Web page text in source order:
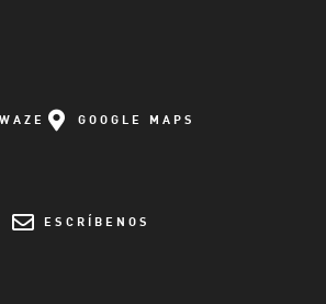
WAZE GOOGLE MAPS
ESCRÍBENOS